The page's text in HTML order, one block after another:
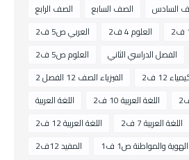
الصف الرابع
الصف السابع السادس
العربي ص5 ف2
العلوم 4 ف2
العلوم ص5 ف2
الفصل الدراسي الثاني
الفيزياء الصف 12 الفصل 2
12 ف2
اللغة العربية
اللغة العربية 10 ف2
اللغة العربية 12 ف2
اللغة العربية 7 ف2
المفيد 12ف2
الهوية والمواطنة ص1 ف1